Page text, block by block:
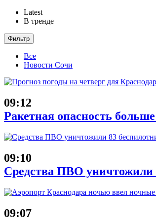
Latest
В тренде
Фильтр
Все
Новости Сочи
09:12
Ракетная опасность
09:10
Средства ПВО уничтожили
09:07